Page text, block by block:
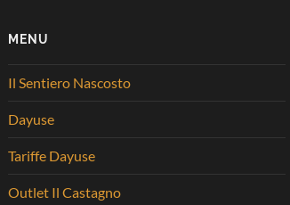
MENU
Il Sentiero Nascosto
Dayuse
Tariffe Dayuse
Outlet Il Castagno